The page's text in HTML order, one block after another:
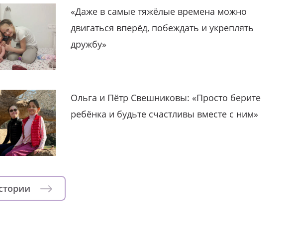
«Даже в самые тяжёлые времена можно
двигаться вперёд, побеждать и укреплять
дружбу»
Ольга и Пётр Свешниковы: «Просто берите
ребёнка и будьте счастливы вместе с ним»